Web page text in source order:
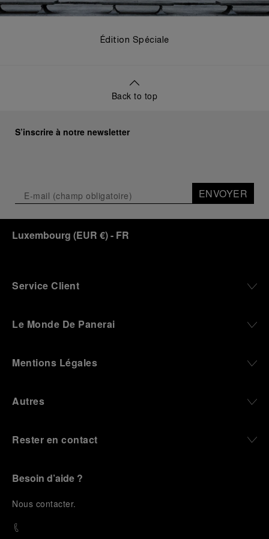
Édition Spéciale
Back to top
S’inscrire à notre newsletter
ENVOYER
Luxembourg (EUR €)- FR
Service Client
Le Monde De Panerai
Mentions Légales
Autres
Rester en contact
Besoin d’aide ?
Nous contacter.